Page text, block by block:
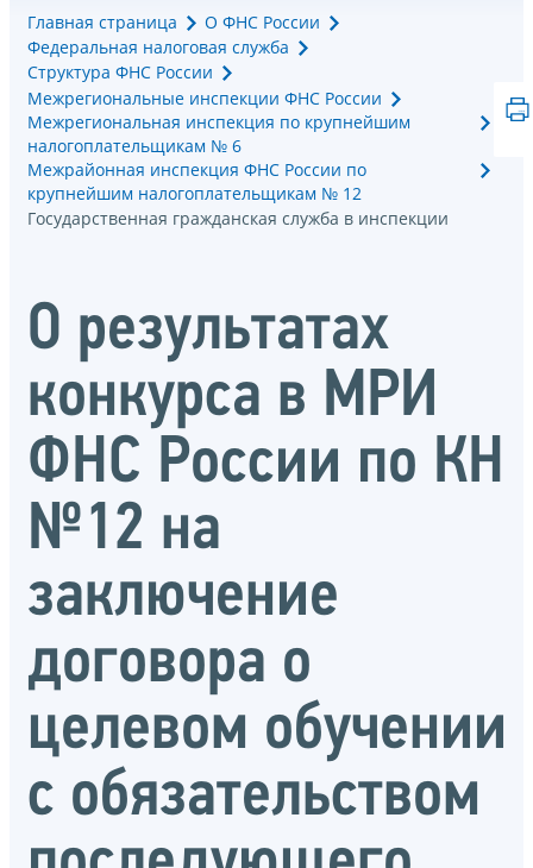
Главная страница
О ФНС России
Федеральная налоговая служба
Структура ФНС России
Межрегиональные инспекции ФНС России
Межрегиональная инспекция по крупнейшим
налогоплательщикам № 6
Межрайонная инспекция ФНС России по
крупнейшим налогоплательщикам № 12
Государственная гражданская служба в инспекции
О результатах
конкурса в МРИ
ФНС России по КН
№12 на
заключение
договора о
целевом обучении
с обязательством